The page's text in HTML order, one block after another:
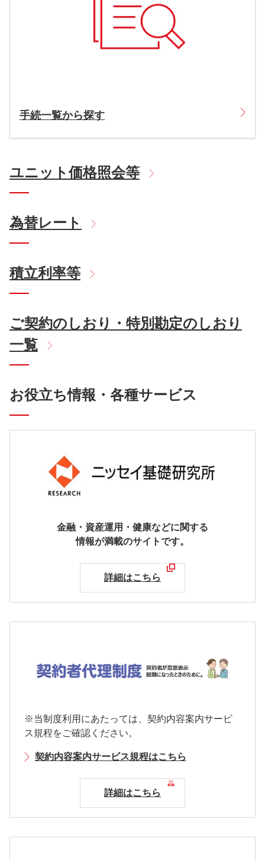
手続一覧から探す
ユニット価格照会等
為替レート
積立利率等
ご契約のしおり・特別勘定のしおり
一覧
お役立ち情報・各種サービス
金融・資産運用・健康などに関する
情報が満載のサイトです。
詳細はこちら
※当制度利用にあたっては、契約内容案内サービ
ス規程をご確認ください。
契約内容案内サービス規程はこちら
詳細はこちら